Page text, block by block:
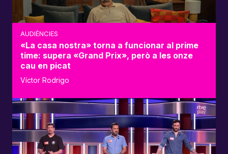
AUDIÈNCIES
«La casa nostra» torna a funcionar al prime
time: supera «Grand Prix», però a les onze
cau en picat
Víctor Rodrigo